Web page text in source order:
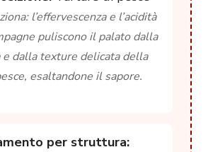
l’effervescenza e l’acidità
puliscono il palato dalla
e dalla texture delicata della
esaltandone il sapore.
per struttura: